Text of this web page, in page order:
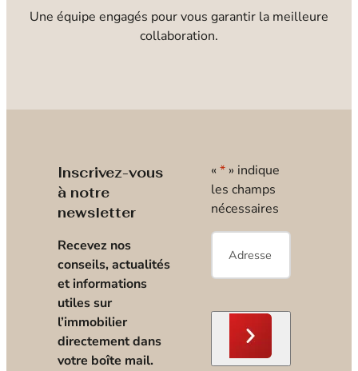
Une équipe engagés pour vous garantir la meilleure
collaboration.
Inscrivez-vous
à notre
newsletter
Recevez nos
conseils, actualités
et informations
utiles sur
l’immobilier
directement dans
votre boîte mail.
« * » indique
les champs
nécessaires
E-
mail*